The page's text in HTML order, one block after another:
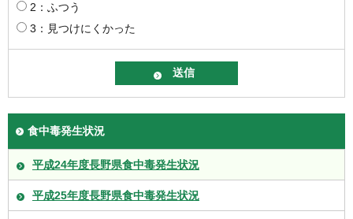
2：ふつう
3：見つけにくかった
食中毒発生状況
平成24年度長野県食中毒発生状況
平成25年度長野県食中毒発生状況